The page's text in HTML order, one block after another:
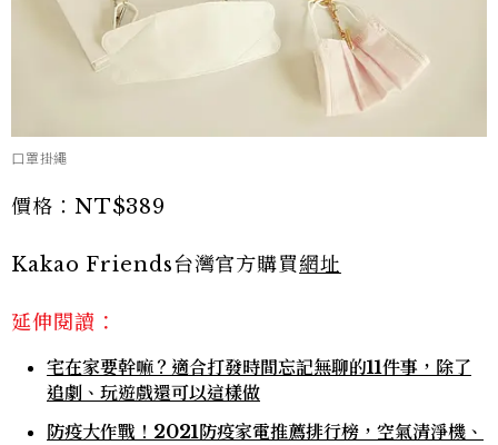
口罩掛繩
價格：NT$389
Kakao Friends台灣官方購買網址
延伸閱讀：
宅在家要幹嘛？適合打發時間忘記無聊的11件事，除了
追劇、玩遊戲還可以這樣做
防疫大作戰！2021防疫家電推薦排行榜，空氣清淨機、